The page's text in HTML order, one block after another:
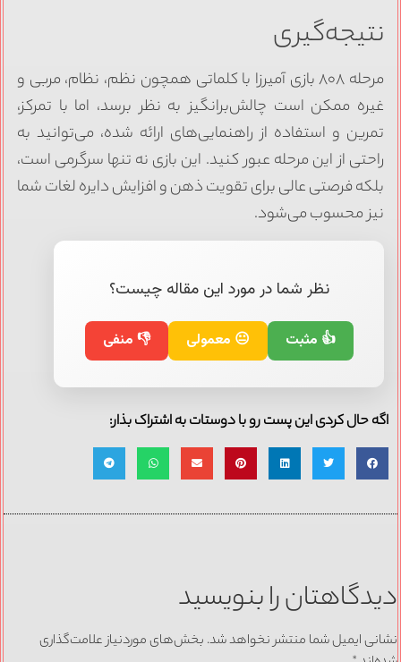
نتیجه‌گیری
مرحله ۸۰۸ بازی آمیرزا با کلماتی همچون نظم، نظام، مربی و
غیره ممکن است چالش‌برانگیز به نظر برسد، اما با تمرکز،
تمرین و استفاده از راهنمایی‌های ارائه شده، می‌توانید به
راحتی از این مرحله عبور کنید. این بازی نه تنها سرگرمی است،
بلکه فرصتی عالی برای تقویت ذهن و افزایش دایره لغات شما
نیز محسوب می‌شود.
نظر شما در مورد این مقاله چیست؟
👍 مثبت 😐 معمولی 👎 منفی
اگه حال کردی این پست رو با دوستات به اشتراک بذار:
دیدگاهتان را بنویسید
نشانی ایمیل شما منتشر نخواهد شد. بخش‌های موردنیاز علامت‌گذاری